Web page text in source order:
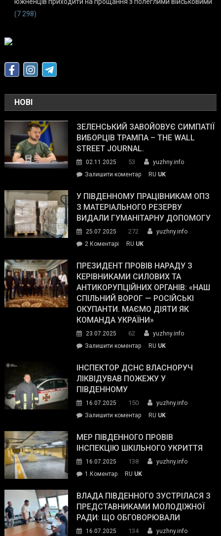
(7 298)
НОВІ
ЗЕЛЕНСЬКИЙ ЗАВОЙОВУЄ СИМПАТІЇ
ВИБОРЦІВ ТРАМПА – THE WALL
STREET JOURNAL.
02.11.2025 53
yuzhny.info
Залишити коментарon
завойовує
симпатії
виборців
The
Street
Journal.
RU UK
У ПІВДЕННОМУ ПРАЦІВНИКАМ ОПЗ
З МАТЕРІАЛЬНОГО РЕЗЕРВУ
ВИДАЛИ ГУМАНІТАРНУ ДОПОМОГУ
25.07.2025 272
yuzhny.info
2 Коментарі
Південному
працівникам
ОПЗ
з
матеріального
резерву
гуманітарну
допомогу
RU UK
ПРЕЗИДЕНТ ПРОВІВ НАРАДУ З
КЕРІВНИКАМИ СИЛОВИХ ТА
АНТИКОРУПЦІЙНИХ ОРГАНІВ: «НАШ
СПІЛЬНИЙ ВОРОГ — РОСІЙСЬКІ
ОКУПАНТИ. МАЄМО ДІЯТИ ЯК
КОМАНДА УКРАЇНИ»
23.07.2025 62
yuzhny.info
Залишити коментарon
провів
нараду
силових
та
органів:
«Наш
спільний
окупанти.
Маємо
діяти
RU UK
ІНСПЕКТОР ДСНС ВЛАСНОРУЧ
ЛІКВІДУВАВ ПОЖЕЖУ У
ПІВДЕННОМУ
16.07.2025 150
yuzhny.info
Залишити коментарon
ДСНС
власноруч
пожежу
у
RU UK
МЕР ПІВДЕННОГО ПРОВІВ
ІНСПЕКЦІЮ ШКІЛЬНОГО УКРИТТЯ
16.07.2025 138
yuzhny.info
1 Коментардо
Південного
провів
інспекцію
RU UK
ВЛАДА ПІВДЕННОГО ЗУСТРІЛАСЯ З
ПРЕДСТАВНИКАМИ МОЛОДІЖНОЇ
РАДИ: ЩО ОБГОВОРЮВАЛИ
16.07.2025 134 yuzhny.info